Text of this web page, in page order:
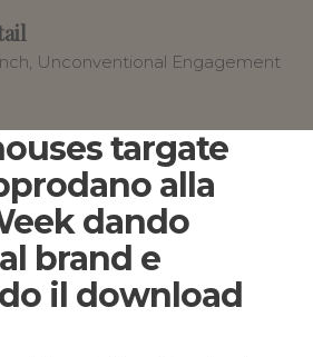
Unconventional Engagement
targate
alla
dando
brand e
il download